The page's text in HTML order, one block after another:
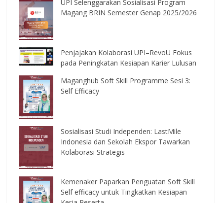
UPI Selenggarakan Sosialisasi Program
Magang BRIN Semester Genap 2025/2026
Penjajakan Kolaborasi UPI–RevoU Fokus
pada Peningkatan Kesiapan Karier Lulusan
Maganghub Soft Skill Programme Sesi 3:
Self Efficacy
Sosialisasi Studi Independen: LastMile
Indonesia dan Sekolah Ekspor Tawarkan
Kolaborasi Strategis
Kemenaker Paparkan Penguatan Soft Skill
Self efficacy untuk Tingkatkan Kesiapan